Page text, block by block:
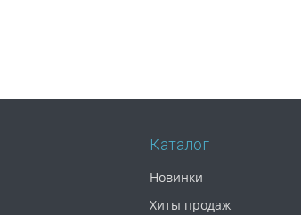
Каталог
Новинки
Хиты продаж